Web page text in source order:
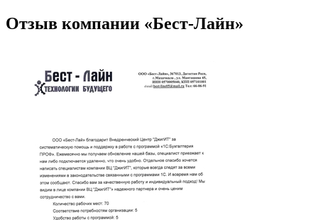
Отзыв компании «Бест-Лайн»